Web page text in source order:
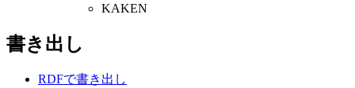
KAKEN
書き出し
RDFで書き出し